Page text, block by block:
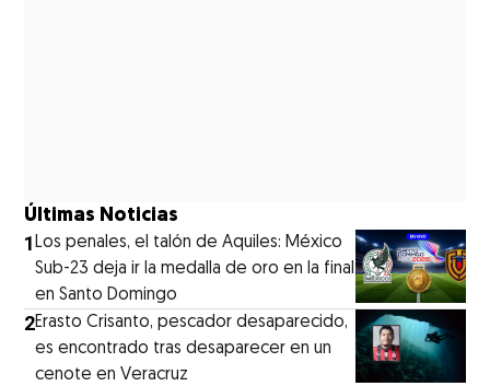
Últimas Noticias
1Los penales, el talón de Aquiles: México
Sub-23 deja ir la medalla de oro en la final
en Santo Domingo
2Erasto Crisanto, pescador desaparecido,
es encontrado tras desaparecer en un
cenote en Veracruz